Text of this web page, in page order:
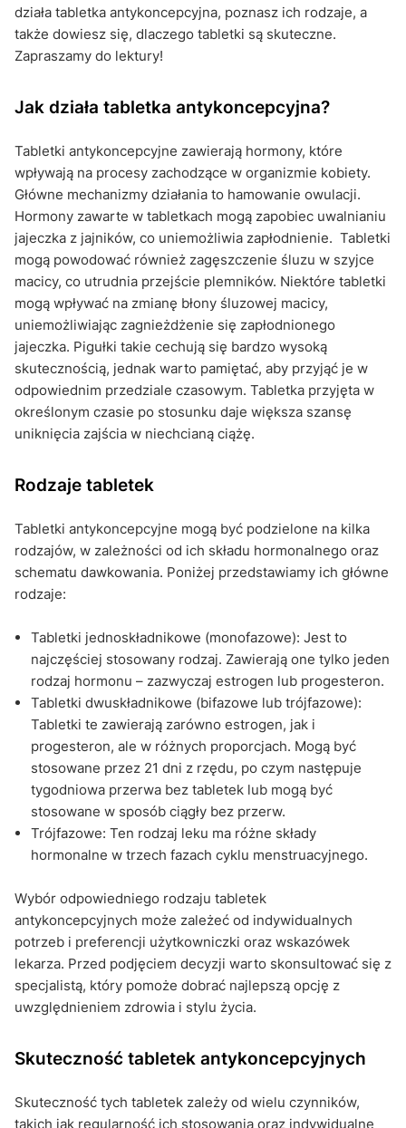
działa tabletka antykoncepcyjna, poznasz ich rodzaje, a
także dowiesz się, dlaczego tabletki są skuteczne.
Zapraszamy do lektury!
Jak działa tabletka antykoncepcyjna?
Tabletki antykoncepcyjne zawierają hormony, które
wpływają na procesy zachodzące w organizmie kobiety.
Główne mechanizmy działania to hamowanie owulacji.
Hormony zawarte w tabletkach mogą zapobiec uwalnianiu
jajeczka z jajników, co uniemożliwia zapłodnienie. Tabletki
mogą powodować również zagęszczenie śluzu w szyjce
macicy, co utrudnia przejście plemników. Niektóre tabletki
mogą wpływać na zmianę błony śluzowej macicy,
uniemożliwiając zagnieżdżenie się zapłodnionego
jajeczka. Pigułki takie cechują się bardzo wysoką
skutecznością, jednak warto pamiętać, aby przyjąć je w
odpowiednim przedziale czasowym. Tabletka przyjęta w
określonym czasie po stosunku daje większa szansę
uniknięcia zajścia w niechcianą ciążę.
Rodzaje tabletek
Tabletki antykoncepcyjne mogą być podzielone na kilka
rodzajów, w zależności od ich składu hormonalnego oraz
schematu dawkowania. Poniżej przedstawiamy ich główne
rodzaje:
Tabletki jednoskładnikowe (monofazowe): Jest to
najczęściej stosowany rodzaj. Zawierają one tylko jeden
rodzaj hormonu – zazwyczaj estrogen lub progesteron.
Tabletki dwuskładnikowe (bifazowe lub trójfazowe):
Tabletki te zawierają zarówno estrogen, jak i
progesteron, ale w różnych proporcjach. Mogą być
stosowane przez 21 dni z rzędu, po czym następuje
tygodniowa przerwa bez tabletek lub mogą być
stosowane w sposób ciągły bez przerw.
Trójfazowe: Ten rodzaj leku ma różne składy
hormonalne w trzech fazach cyklu menstruacyjnego.
Wybór odpowiedniego rodzaju tabletek
antykoncepcyjnych może zależeć od indywidualnych
potrzeb i preferencji użytkowniczki oraz wskazówek
lekarza. Przed podjęciem decyzji warto skonsultować się z
specjalistą, który pomoże dobrać najlepszą opcję z
uwzględnieniem zdrowia i stylu życia.
Skuteczność tabletek antykoncepcyjnych
Skuteczność tych tabletek zależy od wielu czynników,
takich jak regularność ich stosowania oraz indywidualne